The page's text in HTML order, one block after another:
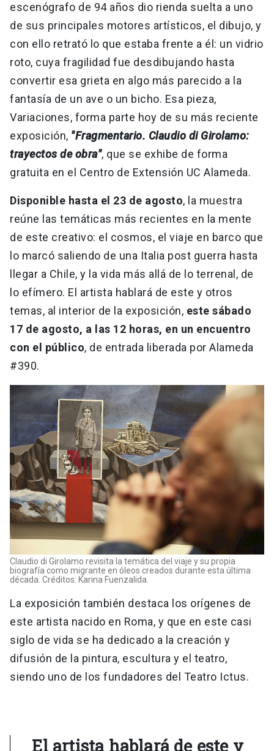
escenógrafo de 94 años dio rienda suelta a uno
de sus principales motores artísticos, el dibujo, y
con ello retrató lo que estaba frente a él: un vidrio
roto, cuya fragilidad fue desdibujando hasta
convertir esa grieta en algo más parecido a la
fantasía de un ave o un bicho. Esa pieza,
Variaciones, forma parte hoy de su más reciente
exposición, "Fragmentario. Claudio di Girolamo:
trayectos de obra", que se exhibe de forma
gratuita en el Centro de Extensión UC Alameda.
Disponible hasta el 23 de agosto, la muestra
reúne las temáticas más recientes en la mente
de este creativo: el cosmos, el viaje en barco que
lo marcó saliendo de una Italia post guerra hasta
llegar a Chile, y la vida más allá de lo terrenal, de
lo efímero. El artista hablará de este y otros
temas, al interior de la exposición, este sábado
17 de agosto, a las 12 horas, en un encuentro
con el público, de entrada liberada por Alameda
#390.
Claudio di Girolamo revisita la temática del viaje y su propia
biografía como migrante en óleos creados durante esta última
década. Créditos: Karina Fuenzalida.
La exposición también destaca los orígenes de
este artista nacido en Roma, y que en este casi
siglo de vida se ha dedicado a la creación y
difusión de la pintura, escultura y el teatro,
siendo uno de los fundadores del Teatro Ictus.
El artista hablará de este y